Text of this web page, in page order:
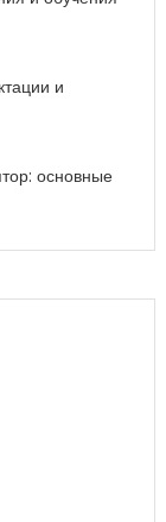
и
основные